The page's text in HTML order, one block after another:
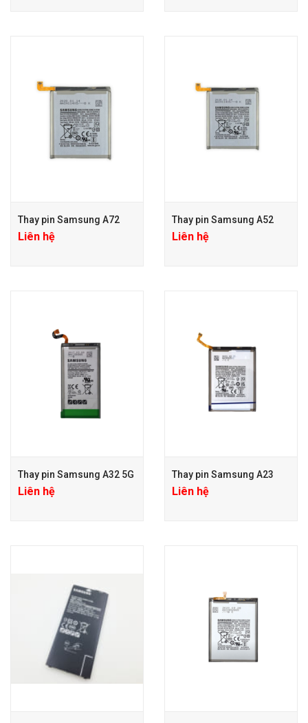
Thay pin Samsung A72
Liên hệ
Thay pin Samsung A52
Liên hệ
Thay pin Samsung A32 5G
Liên hệ
Thay pin Samsung A23
Liên hệ